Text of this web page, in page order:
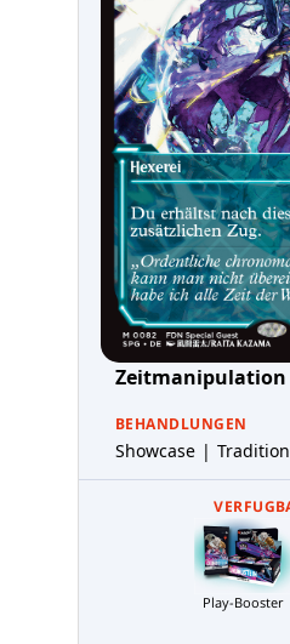
Zeitmanipulation
BEHANDLUNGEN
Showcase |
Play-Booster